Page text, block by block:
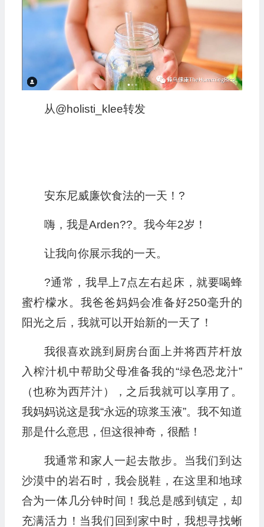
从@holisti_klee转发
安东尼威廉饮食法的一天！?
嗨，我是Arden??。我今年2岁！
让我向你展示我的一天。
?通常，我早上7点左右起床，就要喝蜂
蜜柠檬水。我爸爸妈妈会准备好250毫升的
阳光之后，我就可以开始新的一天了！
我很喜欢跳到厨房台面上并将西芹杆放
入榨汁机中帮助父母准备我的“绿色恐龙汁”
（也称为西芹汁），之后我就可以享用了。
我妈妈说这是我“永远的琼浆玉液”。我不知道
那是什么意思，但这很神奇，很酷！
我通常和家人一起去散步。当我们到达
沙漠中的岩石时，我会脱鞋，在这里和地球
合为一体几分钟时间！我总是感到镇定，却
充满活力！当我们回到家中时，我想寻找蜥